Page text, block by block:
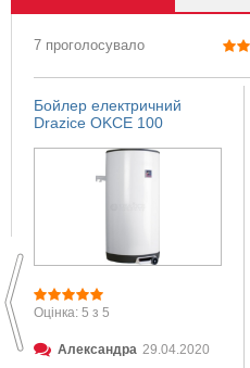
7 проголосувало
Бойлер електричний
Drazice OKCE 100
Оцінка: 5 з 5
Александра 29.04.2020